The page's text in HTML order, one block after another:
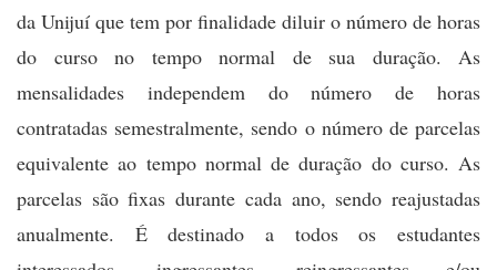
da Unijuí que tem por finalidade diluir o número de horas
do curso no tempo normal de sua duração. As
mensalidades independem do número de horas
contratadas semestralmente, sendo o número de parcelas
equivalente ao tempo normal de duração do curso. As
parcelas são fixas durante cada ano, sendo reajustadas
anualmente. É destinado a todos os estudantes